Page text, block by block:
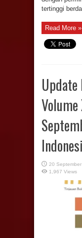
tertinggi
Read More »
Volume
20
1,967 Views